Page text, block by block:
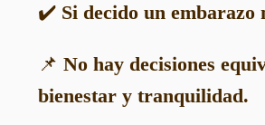
✔️ Si decido un
📌 No hay decisiones
bienestar y tranquilidad.